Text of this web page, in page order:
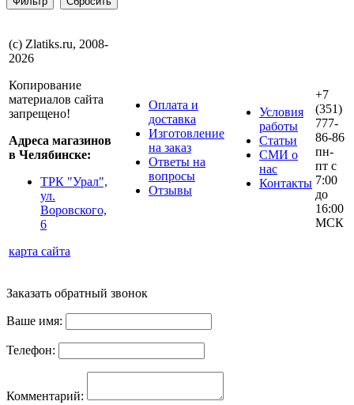
(с) Zlatiks.ru, 2008-
2026
Копирование
материалов сайта
запрещено!
Адреса магазинов
в Челябинске:
ТРК "Урал",
ул.
Воровского,
6
карта сайта
Оплата и
доставка
Изготовление
на заказ
Ответы на
вопросы
Отзывы
Условия
работы
Статьи
СМИ о
нас
Контакты
+7
(351)
777-
86-86
пн-
пт с
7:00
до
16:00
МСК
Заказать обратный звонок
Ваше имя:
Телефон:
Комментарий: